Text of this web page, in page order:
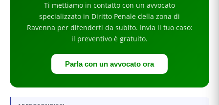
Ti mettiamo in contatto con un avvocato
specializzato in Diritto Penale della zona di
Ravenna per difenderti da subito. Invia il tuo caso:
il preventivo è gratuito.
Parla con un avvocato ora